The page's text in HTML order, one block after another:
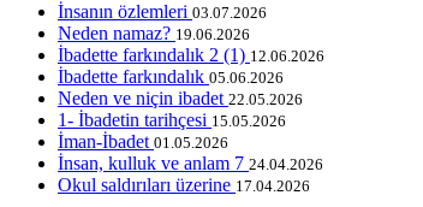
İnsanın özlemleri 03.07.2026
Neden namaz? 19.06.2026
İbadette farkındalık 2 (1) 12.06.2026
İbadette farkındalık 05.06.2026
Neden ve niçin ibadet 22.05.2026
1- İbadetin tarihçesi 15.05.2026
İman-İbadet 01.05.2026
İnsan, kulluk ve anlam 7 24.04.2026
Okul saldırıları üzerine 17.04.2026